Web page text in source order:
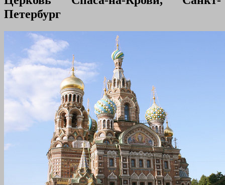
Петербург